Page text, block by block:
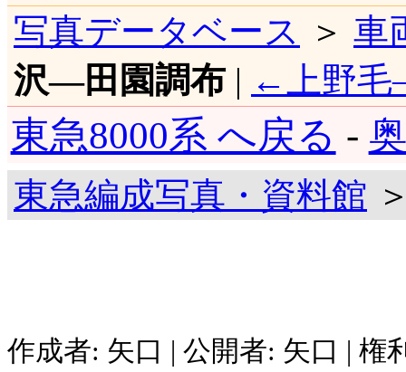
写真データベース
＞ 車
沢―田園調布| ←上野毛
東急8000系 へ戻る -
東急編成写真・資料館
作成者: 矢口 | 公開者: 矢口 |